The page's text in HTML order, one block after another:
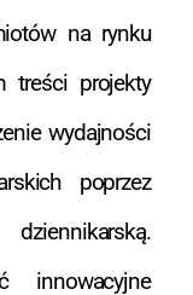
na rynku
treści projekty
wydajności
poprzez
innowacyjne